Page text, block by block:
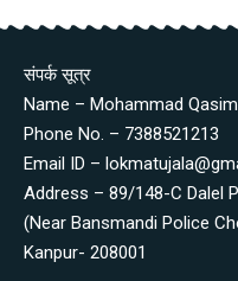
संपर्क सूत्र
Name – Mohammad Qasim
Phone No. – 7388521213
Email ID –
Address – 89/148-C Dalel
(Near Bansmandi Police
Kanpur- 208001